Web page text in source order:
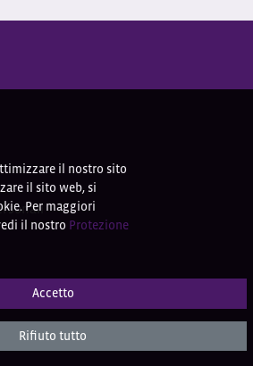
il nostro sito
il sito web, si
Per maggiori
il nostro Protezione
Accetto
Rifiuto tutto